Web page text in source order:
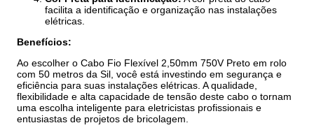
facilita a identificação e organização nas instalações
elétricas.
Benefícios:
Ao escolher o Cabo Fio Flexível 2,50mm 750V Preto em rolo
com 50 metros da Sil, você está investindo em segurança e
eficiência para suas instalações elétricas. A qualidade,
flexibilidade e alta capacidade de tensão deste cabo o tornam
uma escolha inteligente para eletricistas profissionais e
entusiastas de projetos de bricolagem.